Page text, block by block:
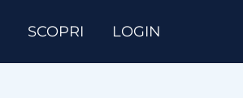
SCOPRI LOGIN